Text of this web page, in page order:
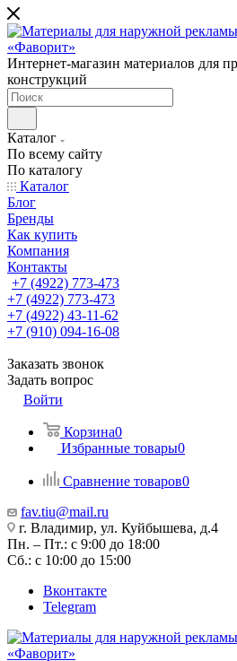
Интернет-магазин материалов для
конструкций
Каталог
По всему сайту
По каталогу
Каталог
Блог
Бренды
Как купить
Компания
Контакты
+7 (4922) 773-473
+7 (4922) 773-473
+7 (4922) 43-11-62
+7 (910) 094-16-08
Заказать звонок
Задать вопрос
Войти
Корзина0
Избранные товары0
Сравнение товаров0
fav.tiu@mail.ru
г. Владимир, ул. Куйбышева, д.4
Пн. – Пт.: с 9:00 до 18:00
Сб.: с 10:00 до 15:00
Вконтакте
Telegram